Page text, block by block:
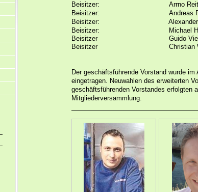
Beisitzer:
Arrno
Beisitzer:
Andreas
Beisitzer:
Beisitzer:
Michael
Beisitzer Guido
Beisitzer Christian
Der geschäftsführende Vorstand wurde
eingetragen. Neuwahlen des erweiterten
geschäftsführenden Vorstandes erfolgten
Mitgliederversammlung.